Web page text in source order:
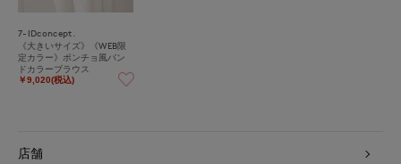
7-IDconcept.
《大きいサイズ》《WEB限
定カラー》ポンチョ風バン
ドカラーブラウス
￥9,020(税込)
店舗